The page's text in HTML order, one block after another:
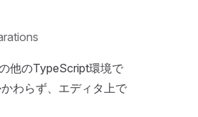
他のTypeScript環境で
わらず、エディタ上で